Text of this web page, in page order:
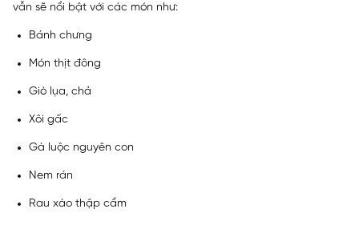
vẫn sẽ nổi bật với các món như:
Bánh chưng
Món thịt đông
Giò lụa, chả
Xôi gấc
Gà luộc nguyên con
Nem rán
Rau xào thập cẩm